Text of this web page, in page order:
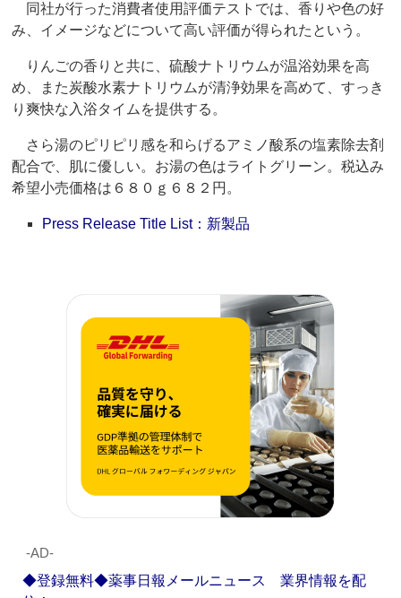
同社が行った消費者使用評価テストでは、香りや色の好
み、イメージなどについて高い評価が得られたという。
りんごの香りと共に、硫酸ナトリウムが温浴効果を高
め、また炭酸水素ナトリウムが清浄効果を高めて、すっき
り爽快な入浴タイムを提供する。
さら湯のピリピリ感を和らげるアミノ酸系の塩素除去剤
配合で、肌に優しい。お湯の色はライトグリーン。税込み
希望小売価格は６８０ｇ６８２円。
Press Release Title List：新製品
‐AD‐
◆登録無料◆薬事日報メールニュース 業界情報を配